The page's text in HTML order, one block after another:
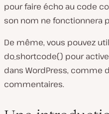
pour faire écho au code
son nom ne fonctionnera
De même, vous pouvez
do_shortcode() pour
dans WordPress, comme
commentaires.